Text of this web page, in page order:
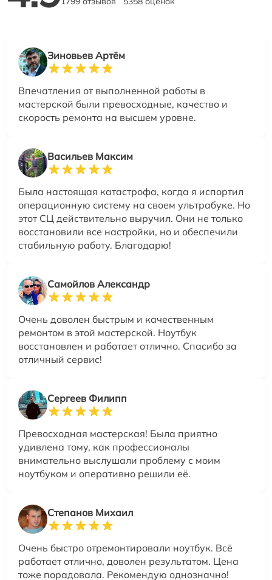
Зиновьев Артём
Впечатления от выполненной работы в
мастерской были превосходные, качество и
скорость ремонта на высшем уровне.
Васильев Максим
Была настоящая катастрофа, когда я испортил
операционную систему на своем ультрабуке. Но
этот СЦ действительно выручил. Они не только
восстановили все настройки, но и обеспечили
стабильную работу. Благодарю!
Самойлов Александр
Очень доволен быстрым и качественным
ремонтом в этой мастерской. Ноутбук
восстановлен и работает отлично. Спасибо за
отличный сервис!
Сергеев Филипп
Превосходная мастерская! Была приятно
удивлена тому, как профессионалы
внимательно выслушали проблему с моим
ноутбуком и оперативно решили её.
Степанов Михаил
Очень быстро отремонтировали ноутбук. Всё
работает отлично, доволен результатом. Цена
тоже порадовала. Рекомендую однозначно!